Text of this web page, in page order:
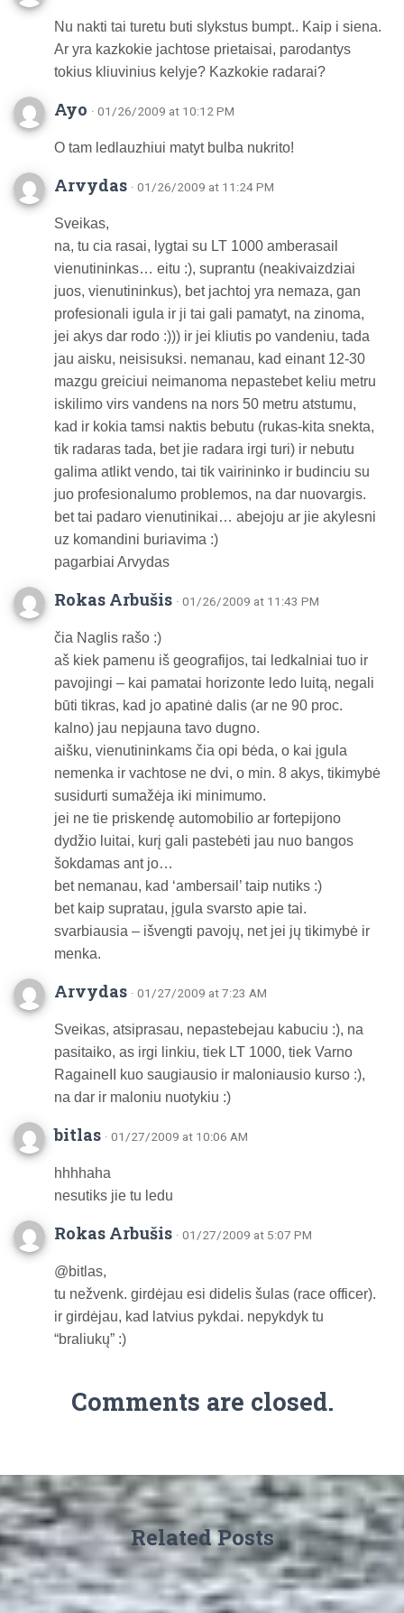
Nu nakti tai turetu buti slykstus bumpt.. Kaip i siena.
Ar yra kazkokie jachtose prietaisai, parodantys
tokius kliuvinius kelyje? Kazkokie radarai?
Ayo · 01/26/2009 at 10:12 PM
O tam ledlauzhiui matyt bulba nukrito!
Arvydas · 01/26/2009 at 11:24 PM
Sveikas,
na, tu cia rasai, lygtai su LT 1000 amberasail
vienutininkas… eitu :), suprantu (neakivaizdziai
juos, vienutininkus), bet jachtoj yra nemaza, gan
profesionali igula ir ji tai gali pamatyt, na zinoma,
jei akys dar rodo :))) ir jei kliutis po vandeniu, tada
jau aisku, neisisuksi. nemanau, kad einant 12-30
mazgu greiciui neimanoma nepastebet keliu metru
iskilimo virs vandens na nors 50 metru atstumu,
kad ir kokia tamsi naktis bebutu (rukas-kita snekta,
tik radaras tada, bet jie radara irgi turi) ir nebutu
galima atlikt vendo, tai tik vairininko ir budinciu su
juo profesionalumo problemos, na dar nuovargis.
bet tai padaro vienutinikai… abejoju ar jie akylesni
uz komandini buriavima :)
pagarbiai Arvydas
Rokas Arbušis · 01/26/2009 at 11:43 PM
čia Naglis rašo :)
aš kiek pamenu iš geografijos, tai ledkalniai tuo ir
pavojingi – kai pamatai horizonte ledo luitą, negali
būti tikras, kad jo apatinė dalis (ar ne 90 proc.
kalno) jau nepjauna tavo dugno.
aišku, vienutininkams čia opi bėda, o kai įgula
nemenka ir vachtose ne dvi, o min. 8 akys, tikimybė
susidurti sumažėja iki minimumo.
jei ne tie priskendę automobilio ar fortepijono
dydžio luitai, kurį gali pastebėti jau nuo bangos
šokdamas ant jo…
bet nemanau, kad ‘ambersail’ taip nutiks :)
bet kaip supratau, įgula svarsto apie tai.
svarbiausia – išvengti pavojų, net jei jų tikimybė ir
menka.
Arvydas · 01/27/2009 at 7:23 AM
Sveikas, atsiprasau, nepastebejau kabuciu :), na
pasitaiko, as irgi linkiu, tiek LT 1000, tiek Varno
RagaineII kuo saugiausio ir maloniausio kurso :),
na dar ir maloniu nuotykiu :)
bitlas · 01/27/2009 at 10:06 AM
hhhhaha
nesutiks jie tu ledu
Rokas Arbušis · 01/27/2009 at 5:07 PM
@bitlas,
tu nežvenk. girdėjau esi didelis šulas (race officer).
ir girdėjau, kad latvius pykdai. nepykdyk tu
“braliukų” :)
Comments are closed.
Related Posts